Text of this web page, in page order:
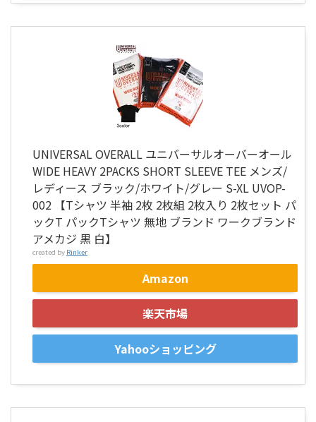
UNIVERSAL OVERALL ユニバーサルオーバーオール
WIDE HEAVY 2PACKS SHORT SLEEVE TEE メンズ/
レディース ブラック/ホワイト/グレー S-XL UVOP-
002 【Tシャツ 半袖 2枚 2枚組 2枚入り 2枚セット パ
ックT パックTシャツ 無地 ブランド ワークブランド
アメカジ 黒 白】
created by Rinker
Amazon
楽天市場
Yahooショッピング